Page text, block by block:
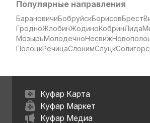
Популярные направления
БарановичиБобруйскБорисовБрест
ГродноЖлобинЖодиноКобринЛида
МозырьМолодечноНесвиж
ПолоцкРечицаСлонимСлуцк
Куфар Карта
Куфар Маркет
Куфар Медиа